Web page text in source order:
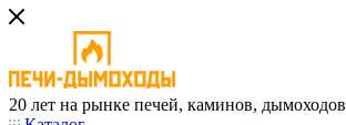
20 лет на рынке печей, каминов, дымоходов